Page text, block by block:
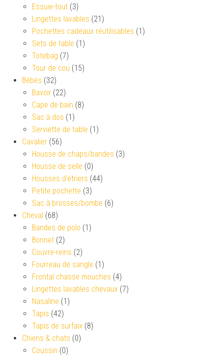
Essuie-tout (3)
Lingettes lavables (21)
Pochettes cadeaux réutilisables (1)
Sets de table (1)
Totebag (7)
Tour de cou (15)
Bébés (32)
Bavoir (22)
Cape de bain (8)
Sac à dos (1)
Serviette de table (1)
Cavalier (56)
Housse de chaps/bandes (3)
Housse de selle (0)
Housses d’étriers (44)
Petite pochette (3)
Sac à brosses/bombe (6)
Cheval (68)
Bandes de polo (1)
Bonnet (2)
Couvre-reins (2)
Fourreau de sangle (1)
Frontal chasse mouches (4)
Lingettes lavables chevaux (7)
Nasaline (1)
Tapis (42)
Tapis de surfaix (8)
Chiens & chats (0)
Coussin (0)